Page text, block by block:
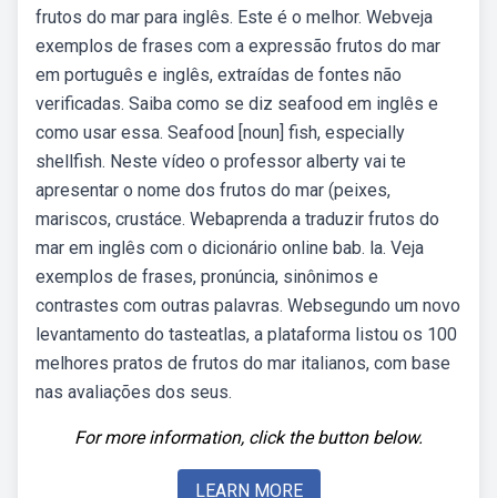
frutos do mar para inglês. Este é o melhor. Webveja
exemplos de frases com a expressão frutos do mar
em português e inglês, extraídas de fontes não
verificadas. Saiba como se diz seafood em inglês e
como usar essa. Seafood [noun] fish, especially
shellfish. Neste vídeo o professor alberty vai te
apresentar o nome dos frutos do mar (peixes,
mariscos, crustáce. Webaprenda a traduzir frutos do
mar em inglês com o dicionário online bab. la. Veja
exemplos de frases, pronúncia, sinônimos e
contrastes com outras palavras. Websegundo um novo
levantamento do tasteatlas, a plataforma listou os 100
melhores pratos de frutos do mar italianos, com base
nas avaliações dos seus.
For more information, click the button below.
LEARN MORE